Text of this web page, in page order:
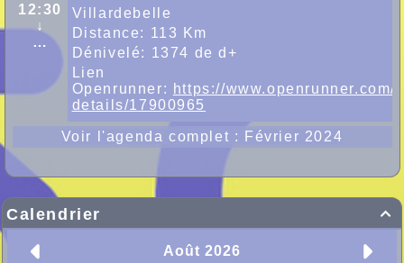

Calendrier
12:30
↓
…
Villardebelle
Distance: 113 Km
Dénivelé: 1374 de d+
Lien
Openrunner: https://www.openrunner.com/
details/17900965
Voir l'agenda complet : Février 2024